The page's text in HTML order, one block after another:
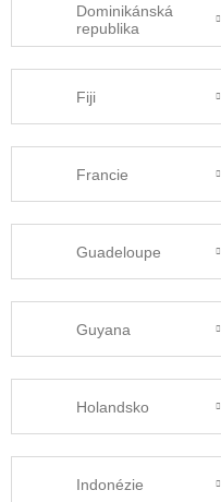
Dominikánská
republika
Fiji
Francie
Guadeloupe
Guyana
Holandsko
Indonézie